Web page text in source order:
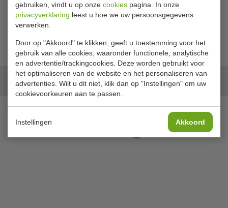
gebruiken, vindt u op onze cookies pagina. In onze
privacyverklaring leest u hoe we uw persoonsgegevens
verwerken.
Door op "Akkoord" te klikken, geeft u toestemming voor het
gebruik van alle cookies, waaronder functionele, analytische
en advertentie/trackingcookies. Deze worden gebruikt voor
het optimaliseren van de website en het personaliseren van
advertenties. Wilt u dit niet, klik dan op "Instellingen" om uw
cookievoorkeuren aan te passen.
Instellingen Akkoord
Onze merken